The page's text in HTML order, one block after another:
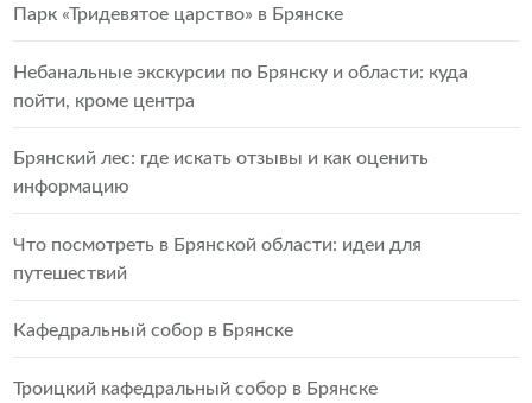
Парк «Тридевятое царство» в Брянске
Небанальные экскурсии по Брянску и области: куда
пойти, кроме центра
Брянский лес: где искать отзывы и как оценить
информацию
Что посмотреть в Брянской области: идеи для
путешествий
Кафедральный собор в Брянске
Троицкий кафедральный собор в Брянске